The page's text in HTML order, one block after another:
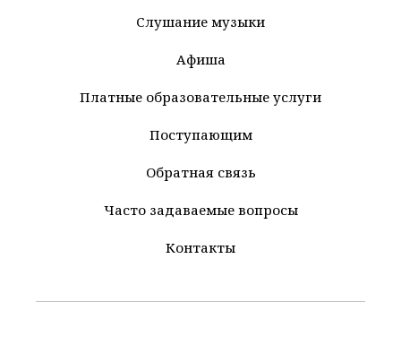
Слушание музыки
Афиша
Платные образовательные услуги
Поступающим
Обратная связь
Часто задаваемые вопросы
Контакты